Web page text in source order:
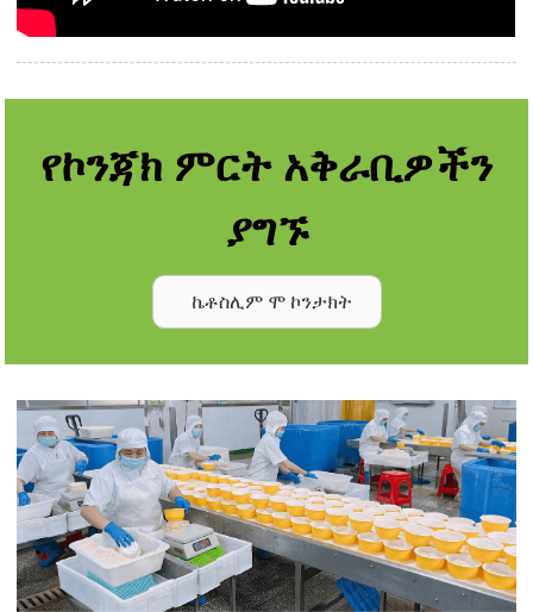
የኮንጃክ ምርት አቅራቢዎችን
ያግኙ
ኬቶስሊም ሞ ኮንታክት